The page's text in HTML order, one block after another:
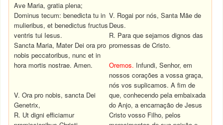
Ave Maria, gratia plena;
Dominus tecum: benedicta tu in
mulieribus, et benedictus fructus
ventris tui Iesus.
Sancta Maria, Mater Dei ora pro
nobis peccatoribus, nunc et in
hora mortis nostrae. Amen.
V. Ora pro nobis, sancta Dei
Genetrix,
R. Ut digni efficiamur
V. Rogai por nós, Santa Mãe de
Deus.
R. Para que sejamos dignos das
promessas de Cristo.
Oremos. Infundi, Senhor, em
nossos corações a vossa graça,
nós vos suplicamos. A fim de
que, conhecendo pela embaixada
do Anjo, a encarnação de Jesus
Cristo vosso Filho, pelos